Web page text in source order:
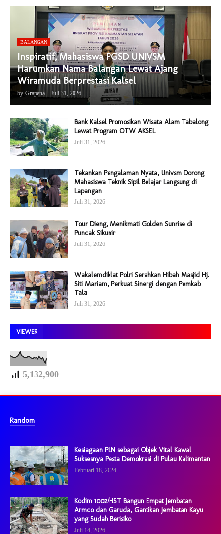
BALANGAN
Inspiratif, Mahasiswa PGSD UNIVSM
Harumkan Nama Balangan Lewat Ajang
Wiramuda Berprestasi Kalsel
by Grapena - Juli 31, 2026
Bank Kalsel Promosikan Wisata Alam Tabalong
Lewat Program OTW AKSEL
Juli 31, 2026
Tekankan Pengalaman Nyata, Univsm Dorong
Mahasiswa Teknik Sipil Belajar Langsung di
Lapangan
Juli 31, 2026
Tour Dieng, Menikmati Golden Sunrise di
Puncak Sikunir
Juli 31, 2026
Wakalemdiklat Polri Serahkan Hibah Masjid Hj.
Siti Mariam, Perkuat Sinergi dengan Pemkab
Tala
Juli 31, 2026
VIEWER
5,132,900
Random
Kesiagaan PLN sebagai Objek Vital Kawal
Suksesnya Pesta Demokrasi dI Pulau Kalimantan
Februari 18, 2024
Kodim 1002/HST Bangun Empat Jembatan
Armco dan Garuda, Gantikan Jembatan Kayu
yang Sudah Berisiko
Juli 14, 2026